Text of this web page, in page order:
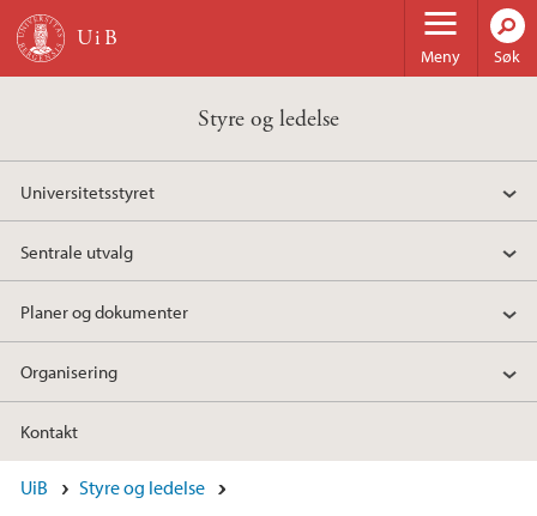
Hopp til hovedinnhold
Meny Søk
Styre og ledelse
Universitetsstyret
Sentrale utvalg
Planer og dokumenter
Organisering
Kontakt
UiB Styre og ledelse